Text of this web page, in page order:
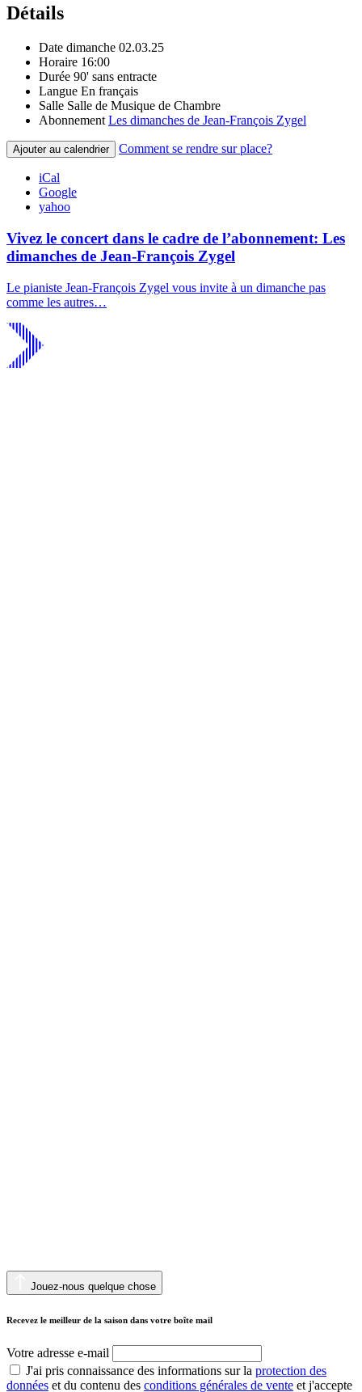
Détails
Date dimanche 02.03.25
Horaire 16:00
Durée 90' sans entracte
Langue En français
Salle Salle de Musique de Chambre
Abonnement Les dimanches de Jean-François Zygel
Ajouter au calendrier Comment se rendre sur place?
iCal
Google
yahoo
Vivez le concert dans le cadre de l’abonnement: Les
dimanches de Jean-François Zygel
Le pianiste Jean-François Zygel vous invite à un dimanche pas
comme les autres…
Jouez-nous quelque chose
Recevez le meilleur de la saison dans votre boîte mail
Votre adresse e-mail
J'ai pris connaissance des informations sur la protection des
données et du contenu des conditions générales de vente et j'accepte